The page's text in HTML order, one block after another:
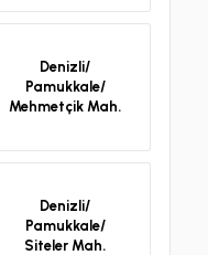
Denizli/
Pamukkale/
Mehmetçik Mah.
Denizli/
Pamukkale/
Siteler Mah.